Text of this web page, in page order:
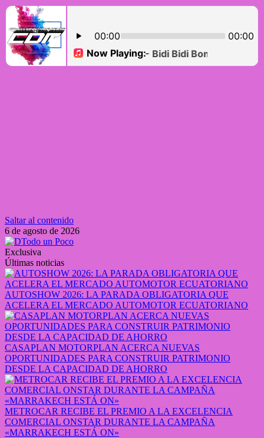
Saltar al contenido
6 de agosto de 2026
Exclusiva
Últimas noticias
AUTOSHOW 2026: LA PARADA OBLIGATORIA QUE
ACELERA EL MERCADO AUTOMOTOR ECUATORIANO
CASAPLAN MOTORPLAN ACERCA NUEVAS
OPORTUNIDADES PARA CONSTRUIR PATRIMONIO
DESDE LA CAPACIDAD DE AHORRO
METROCAR RECIBE EL PREMIO A LA EXCELENCIA
COMERCIAL ONSTAR DURANTE LA CAMPAÑA
«MARRAKECH ESTÁ ON»